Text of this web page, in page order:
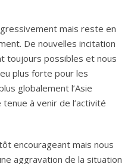
mais reste en
De nouvelles incitation
toujours possibles et nous
plus forte pour les
globalement l’Asie
à venir de l’activité
encourageant mais nous
aggravation de la situation